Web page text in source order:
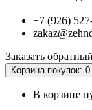
+7 (926)
Заказать
Корзинапокупок: 0
В корзине